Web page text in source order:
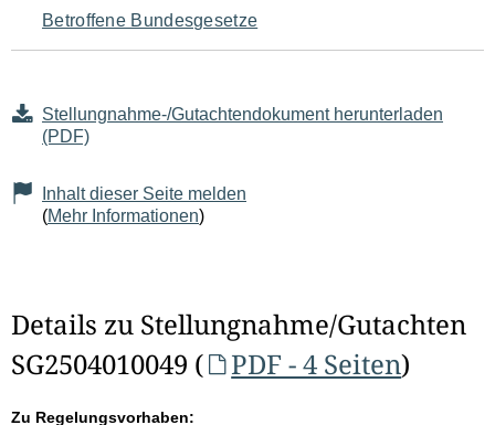
Betroffene Bundesgesetze
Stellungnahme-/Gutachtendokument herunterladen
(PDF)
Inhalt dieser Seite melden
(Mehr Informationen)
Details zu Stellungnahme/Gutachten
SG2504010049 (
PDF - 4 Seiten)
Zu Regelungsvorhaben: